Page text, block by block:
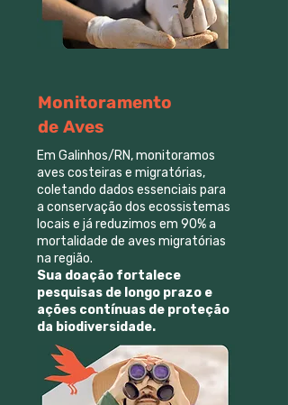
Monitoramento
de Aves
Em Galinhos/RN, monitoramos
aves costeiras e migratórias,
coletando dados essenciais para
a conservação dos ecossistemas
locais e já reduzimos em 90% a
mortalidade de aves migratórias
na região.
Sua doação fortalece
pesquisas de longo prazo e
ações contínuas de proteção
da biodiversidade.